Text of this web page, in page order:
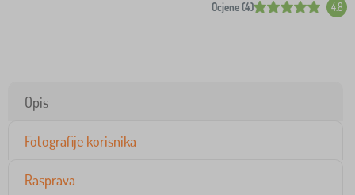
Ocjene (4) 4.8
Opis
Fotografije korisnika
Rasprava